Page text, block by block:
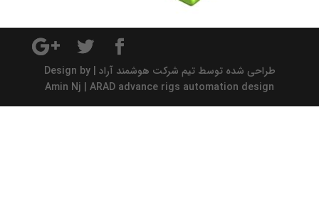
طراحی شده توسط تیم شرکت هوشمند آراد | Design by
Amin Nj | ARAD advance rigs automation design